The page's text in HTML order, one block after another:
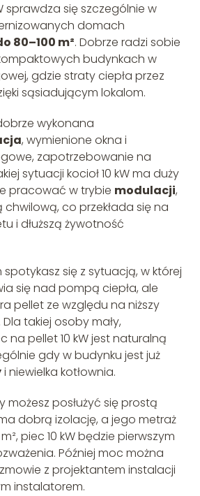
sprawdza się szczególnie w
domach
80–100 m². Dobrze radzi sobie
budynkach w
gdzie straty ciepła przez
sąsiadującym lokalom.
wykonana
, wymienione okna i
zapotrzebowanie na
sytuacji kocioł 10 kW ma duży
pracować w trybie modulacji,
chwilową, co przekłada się na
i dłuższą żywotność
się z sytuacją, w której
się nad pompą ciepła, ale
pellet ze względu na niższy
takiej osoby mały,
pellet 10 kW jest naturalną
gdy w budynku jest już
i niewielka kotłownia.
możesz posłużyć się prostą
dobrą izolację, a jego metraż
piec 10 kW będzie pierwszym
Później moc można
z projektantem instalacji
instalatorem.